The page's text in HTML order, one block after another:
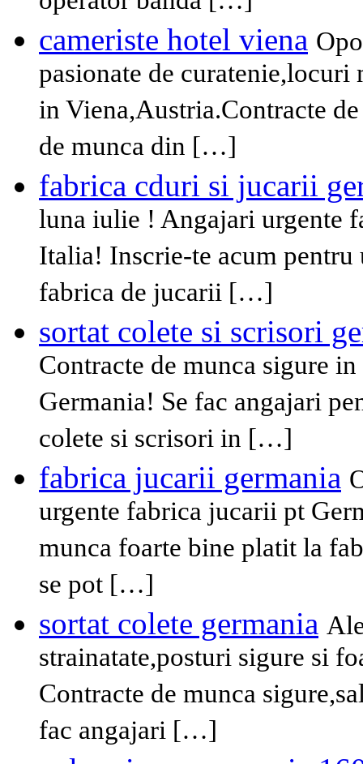
cameriste hotel viena
pasionate de curatenie,locuri
in Viena,Austria.Contracte
de munca din […]
fabrica cduri si jucarii
luna iulie ! Angajari urgente
Italia! Inscrie-te acum
fabrica de jucarii […]
sortat colete si scrisori
Contracte de munca sigure
Germania! Se fac angajari
colete si scrisori in […]
fabrica jucarii germania
urgente fabrica jucarii pt
munca foarte bine platit la
se pot […]
sortat colete germania
strainatate,posturi sigure si
Contracte de munca
fac angajari […]